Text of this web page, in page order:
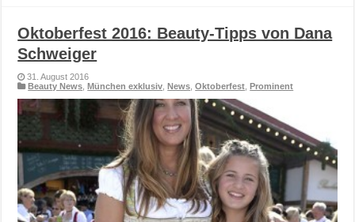
Oktoberfest 2016: Beauty-Tipps von Dana
Schweiger
31. August 2016
Beauty News ,München exklusiv ,News ,Oktoberfest ,Prominent